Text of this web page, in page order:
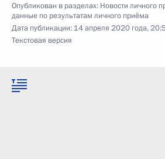
Опубликован в разделах: Новости личного
данные по результатам личного приёма
Дата публикации: 14 апреля 2020 года,
Текстовая версия